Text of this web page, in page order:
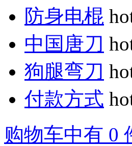
防身电棍
中国唐刀
狗腿弯刀
付款方式
购物车中有 0